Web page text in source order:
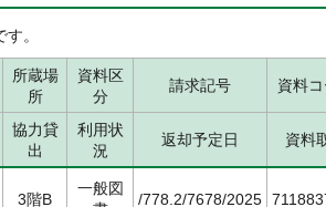
す。
所蔵場
所
資料区
分
請求記号 資料
協力貸
出
利用状
況
返却予定日 資料
3階B
一般図
/778.2/7678/2025